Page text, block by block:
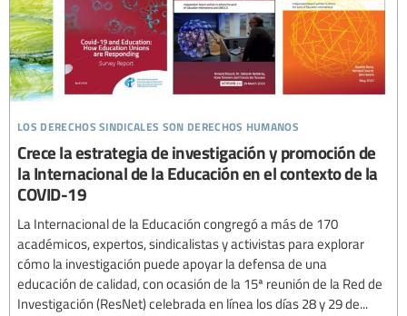
los derechos sindicales son derechos humanos
Crece la estrategia de investigación y promoción de
la Internacional de la Educación en el contexto de la
COVID-19
La Internacional de la Educación congregó a más de 170
académicos, expertos, sindicalistas y activistas para explorar
cómo la investigación puede apoyar la defensa de una
educación de calidad, con ocasión de la 15ª reunión de la Red de
Investigación (ResNet) celebrada en línea los días 28 y 29 de...